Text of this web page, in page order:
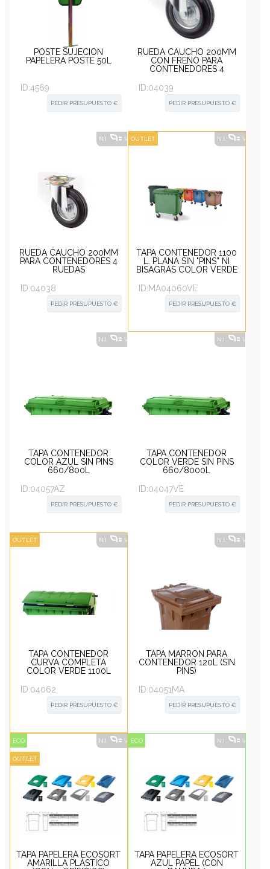
POSTE SUJECION
PAPELERA POSTE 50L
ID:4569
PEDIR PRESUPUESTO €
RUEDA CAUCHO 200MM
CON FRENO PARA
CONTENEDORES 4
ID:04039
PEDIR PRESUPUESTO €
N.I. VER ALTERNATIVAS
RUEDA CAUCHO 200MM
PARA CONTENEDORES 4
RUEDAS
ID:04038
PEDIR PRESUPUESTO €
OUTLET N.I. VER
TAPA CONTENEDOR 1100
L. PLANA SIN "PINS” NI
BISAGRAS COLOR VERDE
ID:MA04060VE
PEDIR PRESUPUESTO €
N.I. VER ALTERNATIVAS
TAPA CONTENEDOR
COLOR AZUL SIN PINS
660/800L
ID:04057AZ
PEDIR PRESUPUESTO €
N.I. VER
TAPA CONTENEDOR
COLOR VERDE SIN PINS
660/8000L
ID:04047VE
PEDIR PRESUPUESTO €
OUTLET N.I. VER ALTERNATIVAS
TAPA CONTENEDOR
CURVA COMPLETA
COLOR VERDE 1100L
ID:04062
PEDIR PRESUPUESTO €
N.I. VER
TAPA MARRÓN PARA
CONTENEDOR 120L (SIN
PINS)
ID:04051MA
PEDIR PRESUPUESTO €
ECO
OUTLET
N.I. VER ALTERNATIVAS
TAPA PAPELERA ECOSORT
AMARILLA PLÁSTICO
ECO N.I. VER
TAPA PAPELERA ECOSORT
AZUL PAPEL (CON